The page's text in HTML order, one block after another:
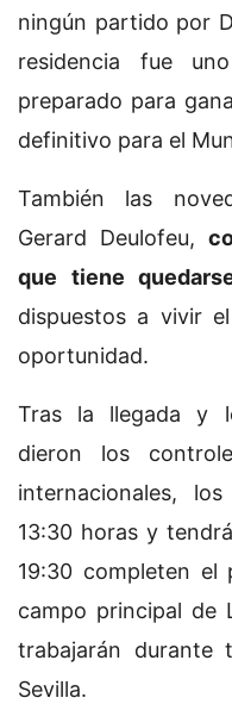
ningún partido por
residencia fue
preparado para
definitivo para el
También las
Gerard Deulofeu,
que tiene
dispuestos a vivir
oportunidad.
Tras la llegada y
dieron los
internacionales,
13:30 horas y
19:30 completen el
campo principal de
trabajarán durante
Sevilla.